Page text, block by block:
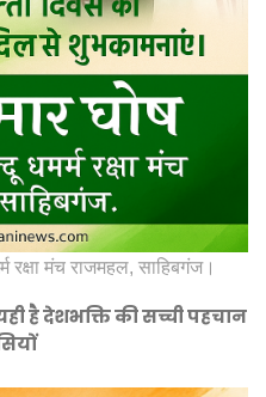
रक्षा मंच राजमहल, साहिबगंज।
है देशभक्ति की सच्ची पहचान